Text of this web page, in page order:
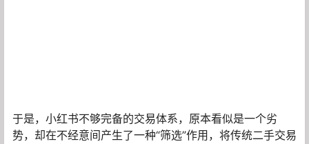
于是，小红书不够完备的交易体系，原本看似是一个劣
势，却在不经意间产生了一种“筛选”作用，将传统二手交易